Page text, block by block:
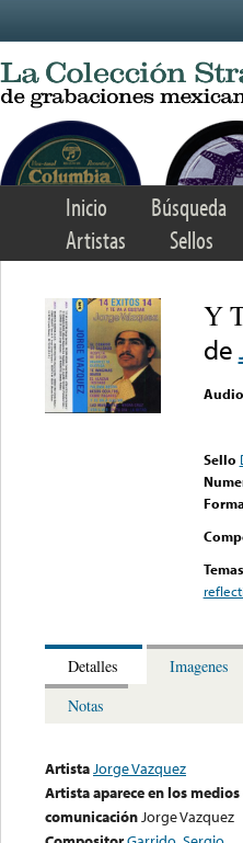
Inicio Búsqueda
Artistas
Sellos
Y
de
Sello
Temas
Detalles
Imagenes
Notas
ArtistaJorge Vazquez
Artista aparece en los medios
comunicaciónJorge Vazquez